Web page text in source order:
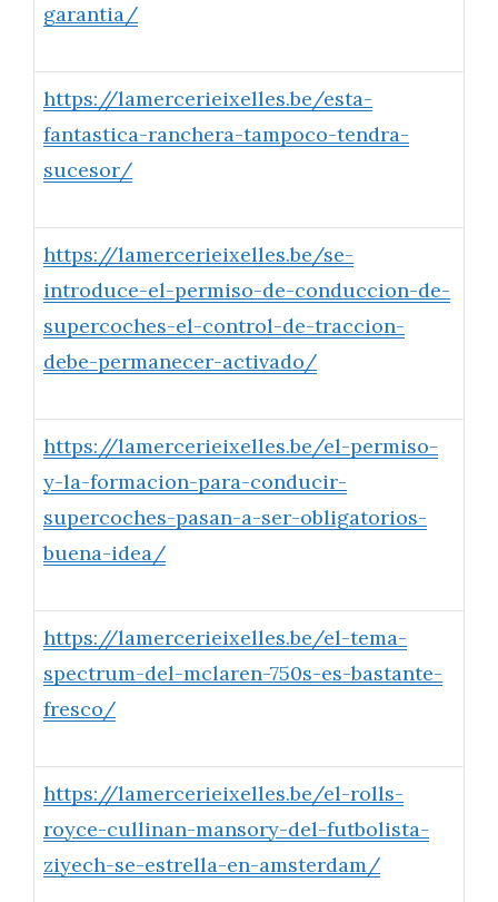
garantia/
https://lamercerieixelles.be/esta-
fantastica-ranchera-tampoco-tendra-
sucesor/
https://lamercerieixelles.be/se-
introduce-el-permiso-de-conduccion-de-
supercoches-el-control-de-traccion-
debe-permanecer-activado/
https://lamercerieixelles.be/el-permiso-
y-la-formacion-para-conducir-
supercoches-pasan-a-ser-obligatorios-
buena-idea/
https://lamercerieixelles.be/el-tema-
spectrum-del-mclaren-750s-es-bastante-
fresco/
https://lamercerieixelles.be/el-rolls-
royce-cullinan-mansory-del-futbolista-
ziyech-se-estrella-en-amsterdam/